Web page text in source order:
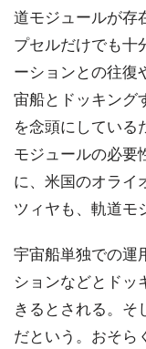
道モジュールが存
プセルだけでも十
ーションとの往復
宙船とドッキング
を念頭にしている
モジュールの必要
に、米国のオライ
ツィヤも、軌道モ
宇宙船単独での運
ションなどとドッ
きるとされる。そ
だという。おそら